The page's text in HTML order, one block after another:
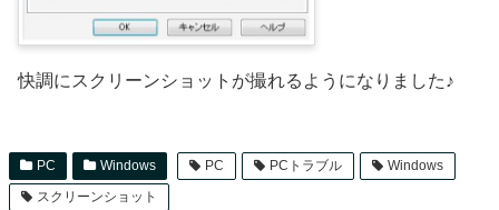
快調にスクリーンショットが撮れるようになりました♪
PC Windows PC PCトラブル
Windows
スクリーンショット